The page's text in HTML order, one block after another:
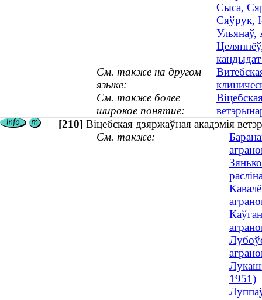
Сыса,
Сяўрук,
Ульянаў,
См. также на другом
языке:
См. также более
широкое понятие:
[210] Віцебская дзяржаўная акадэмія
См. также:
1951)